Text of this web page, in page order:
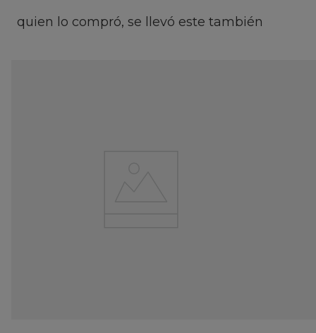
quien lo compró, se llevó este también